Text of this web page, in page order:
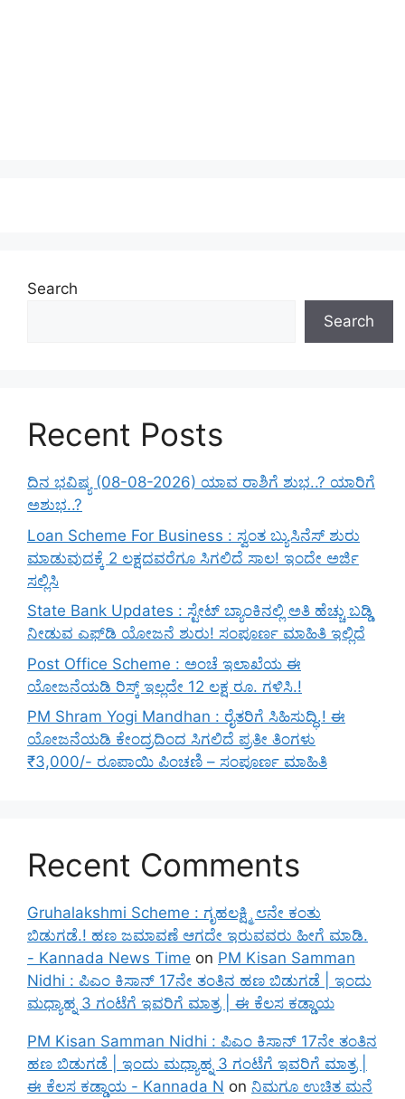
Search
Search
Recent Posts
ದಿನ ಭವಿಷ್ಯ (08-08-2026) ಯಾವ ರಾಶಿಗೆ ಶುಭ..? ಯಾರಿಗೆ
ಅಶುಭ..?
Loan Scheme For Business : ಸ್ವಂತ ಬ್ಯುಸಿನೆಸ್ ಶುರು
ಮಾಡುವುದಕ್ಕೆ 2 ಲಕ್ಷದವರೆಗೂ ಸಿಗಲಿದೆ ಸಾಲ! ಇಂದೇ ಅರ್ಜಿ
ಸಲ್ಲಿಸಿ
State Bank Updates : ಸ್ಟೇಟ್ ಬ್ಯಾಂಕಿನಲ್ಲಿ ಅತಿ ಹೆಚ್ಚು ಬಡ್ಡಿ
ನೀಡುವ ಎಫ್‌ಡಿ ಯೋಜನೆ ಶುರು! ಸಂಪೂರ್ಣ ಮಾಹಿತಿ ಇಲ್ಲಿದೆ
Post Office Scheme : ಅಂಚೆ ಇಲಾಖೆಯ ಈ
ಯೋಜನೆಯಡಿ ರಿಸ್ಕ್‌ ಇಲ್ಲದೇ 12 ಲಕ್ಷ ರೂ. ಗಳಿಸಿ.!
PM Shram Yogi Mandhan : ರೈತರಿಗೆ ಸಿಹಿಸುದ್ಧಿ.! ಈ
ಯೋಜನೆಯಡಿ ಕೇಂದ್ರದಿಂದ ಸಿಗಲಿದೆ ಪ್ರತೀ ತಿಂಗಳು
₹3,000/- ರೂಪಾಯಿ ಪಿಂಚಣಿ – ಸಂಪೂರ್ಣ ಮಾಹಿತಿ
Recent Comments
Gruhalakshmi Scheme : ಗೃಹಲಕ್ಷ್ಮಿ ೮ನೇ ಕಂತು
ಬಿಡುಗಡೆ.! ಹಣ ಜಮಾವಣೆ ಆಗದೇ ಇರುವವರು ಹೀಗೆ ಮಾಡಿ.
- Kannada News Time on PM Kisan Samman
Nidhi : ಪಿಎಂ ಕಿಸಾನ್ 17ನೇ ತಂತಿನ ಹಣ ಬಿಡುಗಡೆ | ಇಂದು
ಮಧ್ಯಾಹ್ನ 3 ಗಂಟೆಗೆ ಇವರಿಗೆ ಮಾತ್ರ | ಈ ಕೆಲಸ ಕಡ್ಡಾಯ
PM Kisan Samman Nidhi : ಪಿಎಂ ಕಿಸಾನ್ 17ನೇ ತಂತಿನ
ಹಣ ಬಿಡುಗಡೆ | ಇಂದು ಮಧ್ಯಾಹ್ನ 3 ಗಂಟೆಗೆ ಇವರಿಗೆ ಮಾತ್ರ |
ಈ ಕೆಲಸ ಕಡ್ಡಾಯ - Kannada N on ನಿಮಗೂ ಉಚಿತ ಮನೆ